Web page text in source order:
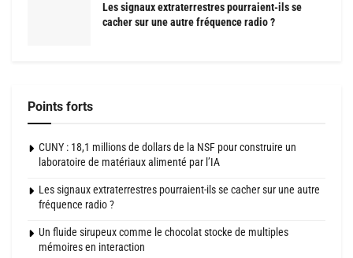
Les signaux extraterrestres pourraient-ils se
cacher sur une autre fréquence radio ?
Points forts
CUNY : 18,1 millions de dollars de la NSF pour construire un
laboratoire de matériaux alimenté par l’IA
Les signaux extraterrestres pourraient-ils se cacher sur une autre
fréquence radio ?
Un fluide sirupeux comme le chocolat stocke de multiples
mémoires en interaction